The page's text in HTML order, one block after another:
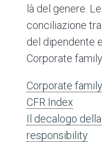
là del genere.
conciliazione
del dipendente
Corporate
Corporate
CFR Index
Il decalogo
responsibility